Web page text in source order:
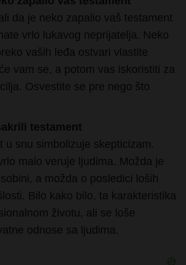
vrlo lukavog neprijatelja. Neko
vaših leđa ostvari vlastite
vam se, a potom vas iskoristiti za
Osvestite se pre nego što
testament
malo veruje ljudima. Možda je
a možda o posledici loših
Bilo kako bilo, ta karakteristika
životu, ali se loše
odnose sa ljudima.